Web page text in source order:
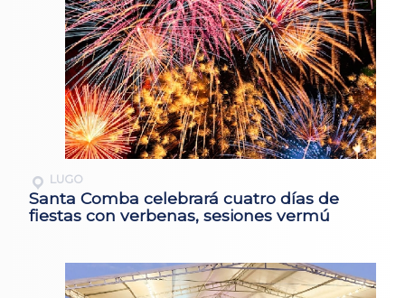
LUGO
Santa Comba celebrará cuatro días de
fiestas con verbenas, sesiones vermú